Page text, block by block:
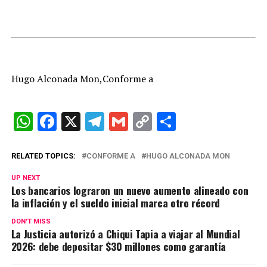
Hugo Alconada Mon,Conforme a
W
at
s
A
p
p
F
ce
o
o
k
X T
e
a
G
ail
C
py
n
C
m
ar
RELATED TOPICS: CONFORME A HUGO ALCONADA MON
UP NEXT
Los bancarios lograron un nuevo aumento alineado con
la inflación y el sueldo inicial marca otro récord
DON'T MISS
La Justicia autorizó a Chiqui Tapia a viajar al Mundial
2026: debe depositar $30 millones como garantía